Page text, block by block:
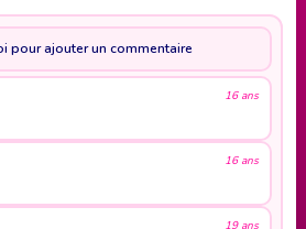
pour ajouter un commentaire
16 ans
16 ans
19 ans